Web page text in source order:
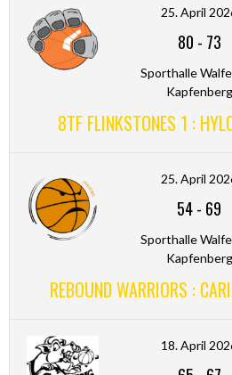
25. April
80 - 73
Sporthalle
Kapfenberg
8TF FLINKSTONES 1 :
25. April
54- 69
Sporthalle
Kapfenberg
REBOUND WARRIORS :
18. April